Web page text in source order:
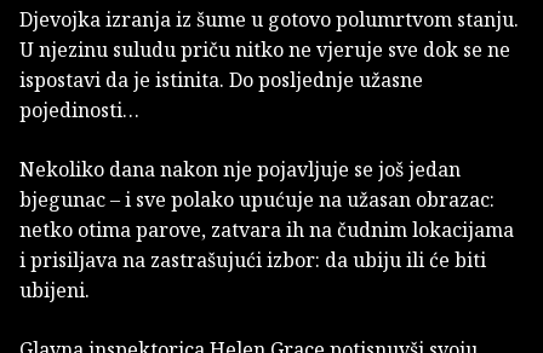
Djevojka izranja iz šume u gotovo polumrtvom stanju.
U njezinu suludu priču nitko ne vjeruje sve dok se ne
ispostavi da je istinita. Do posljednje užasne
pojedinosti…
Nekoliko dana nakon nje pojavljuje se još jedan
bjegunac – i sve polako upućuje na užasan obrazac:
netko otima parove, zatvara ih na čudnim lokacijama
i prisiljava na zastrašujući izbor: da ubiju ili će biti
ubijeni.